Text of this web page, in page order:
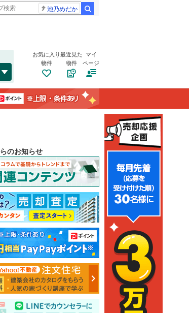
池乃めだか
お気に入り
物件
最近見た
物件
マイ
ページ
のお知らせ